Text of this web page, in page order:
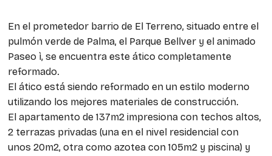
En el prometedor barrio de El Terreno, situado entre el
pulmón verde de Palma, el Parque Bellver y el animado
Paseo ì, se encuentra este ático completamente
reformado.
El ático está siendo reformado en un estilo moderno
utilizando los mejores materiales de construcción.
El apartamento de 137m2 impresiona con techos altos,
2 terrazas privadas (una en el nivel residencial con
unos 20m2, otra como azotea con 105m2 y piscina) y